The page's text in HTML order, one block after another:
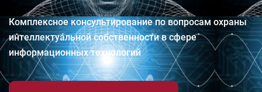
Комплексное консультирование по вопросам охраны
интеллектуальной собственности в сфере
информационных технологий